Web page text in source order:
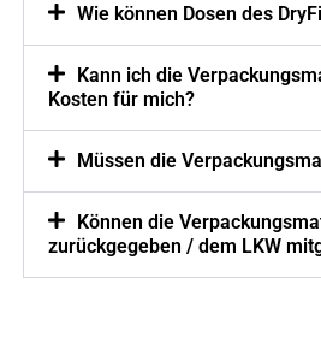
Wie können Dosen des
Kann ich die
Kosten für mich?
Müssen die
Können die
zurückgegeben / dem LKW